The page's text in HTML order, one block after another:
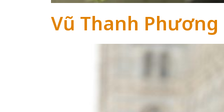
Vũ Thanh Phương